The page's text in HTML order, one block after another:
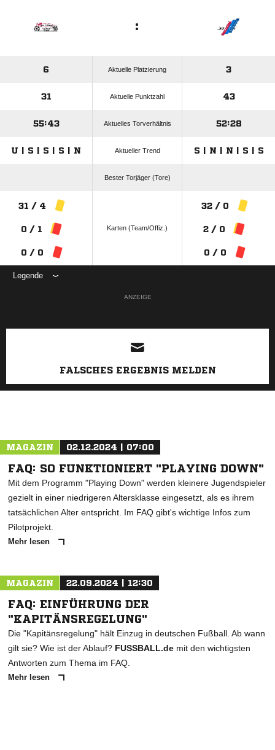
:
6 Aktuelle Platzierung 3
31 Aktuelle Punktzahl 43
55:43 Aktuelles Torverhältnis 52:28
U | S | S | S | N Aktueller Trend S | N | N | S | S
Bester Torjäger (Tore)
31 / 4
0 / 1
0 / 0
Karten (Team/Offiz.)
32 / 0
2 / 0
0 / 0
Legende
ANZEIGE
FALSCHES ERGEBNIS MELDEN
MAGAZIN 02.12.2024 | 07:00
FAQ: SO FUNKTIONIERT "PLAYING DOWN"
Mit dem Programm "Playing Down" werden kleinere Jugendspieler
gezielt in einer niedrigeren Altersklasse eingesetzt, als es ihrem
tatsächlichen Alter entspricht. Im FAQ gibt's wichtige Infos zum
Pilotprojekt.
Mehr lesen
MAGAZIN 22.09.2024 | 12:30
FAQ: EINFÜHRUNG DER
"KAPITÄNSREGELUNG"
Die "Kapitänsregelung" hält Einzug in deutschen Fußball. Ab wann
gilt sie? Wie ist der Ablauf? FUSSBALL.de mit den wichtigsten
Antworten zum Thema im FAQ.
Mehr lesen